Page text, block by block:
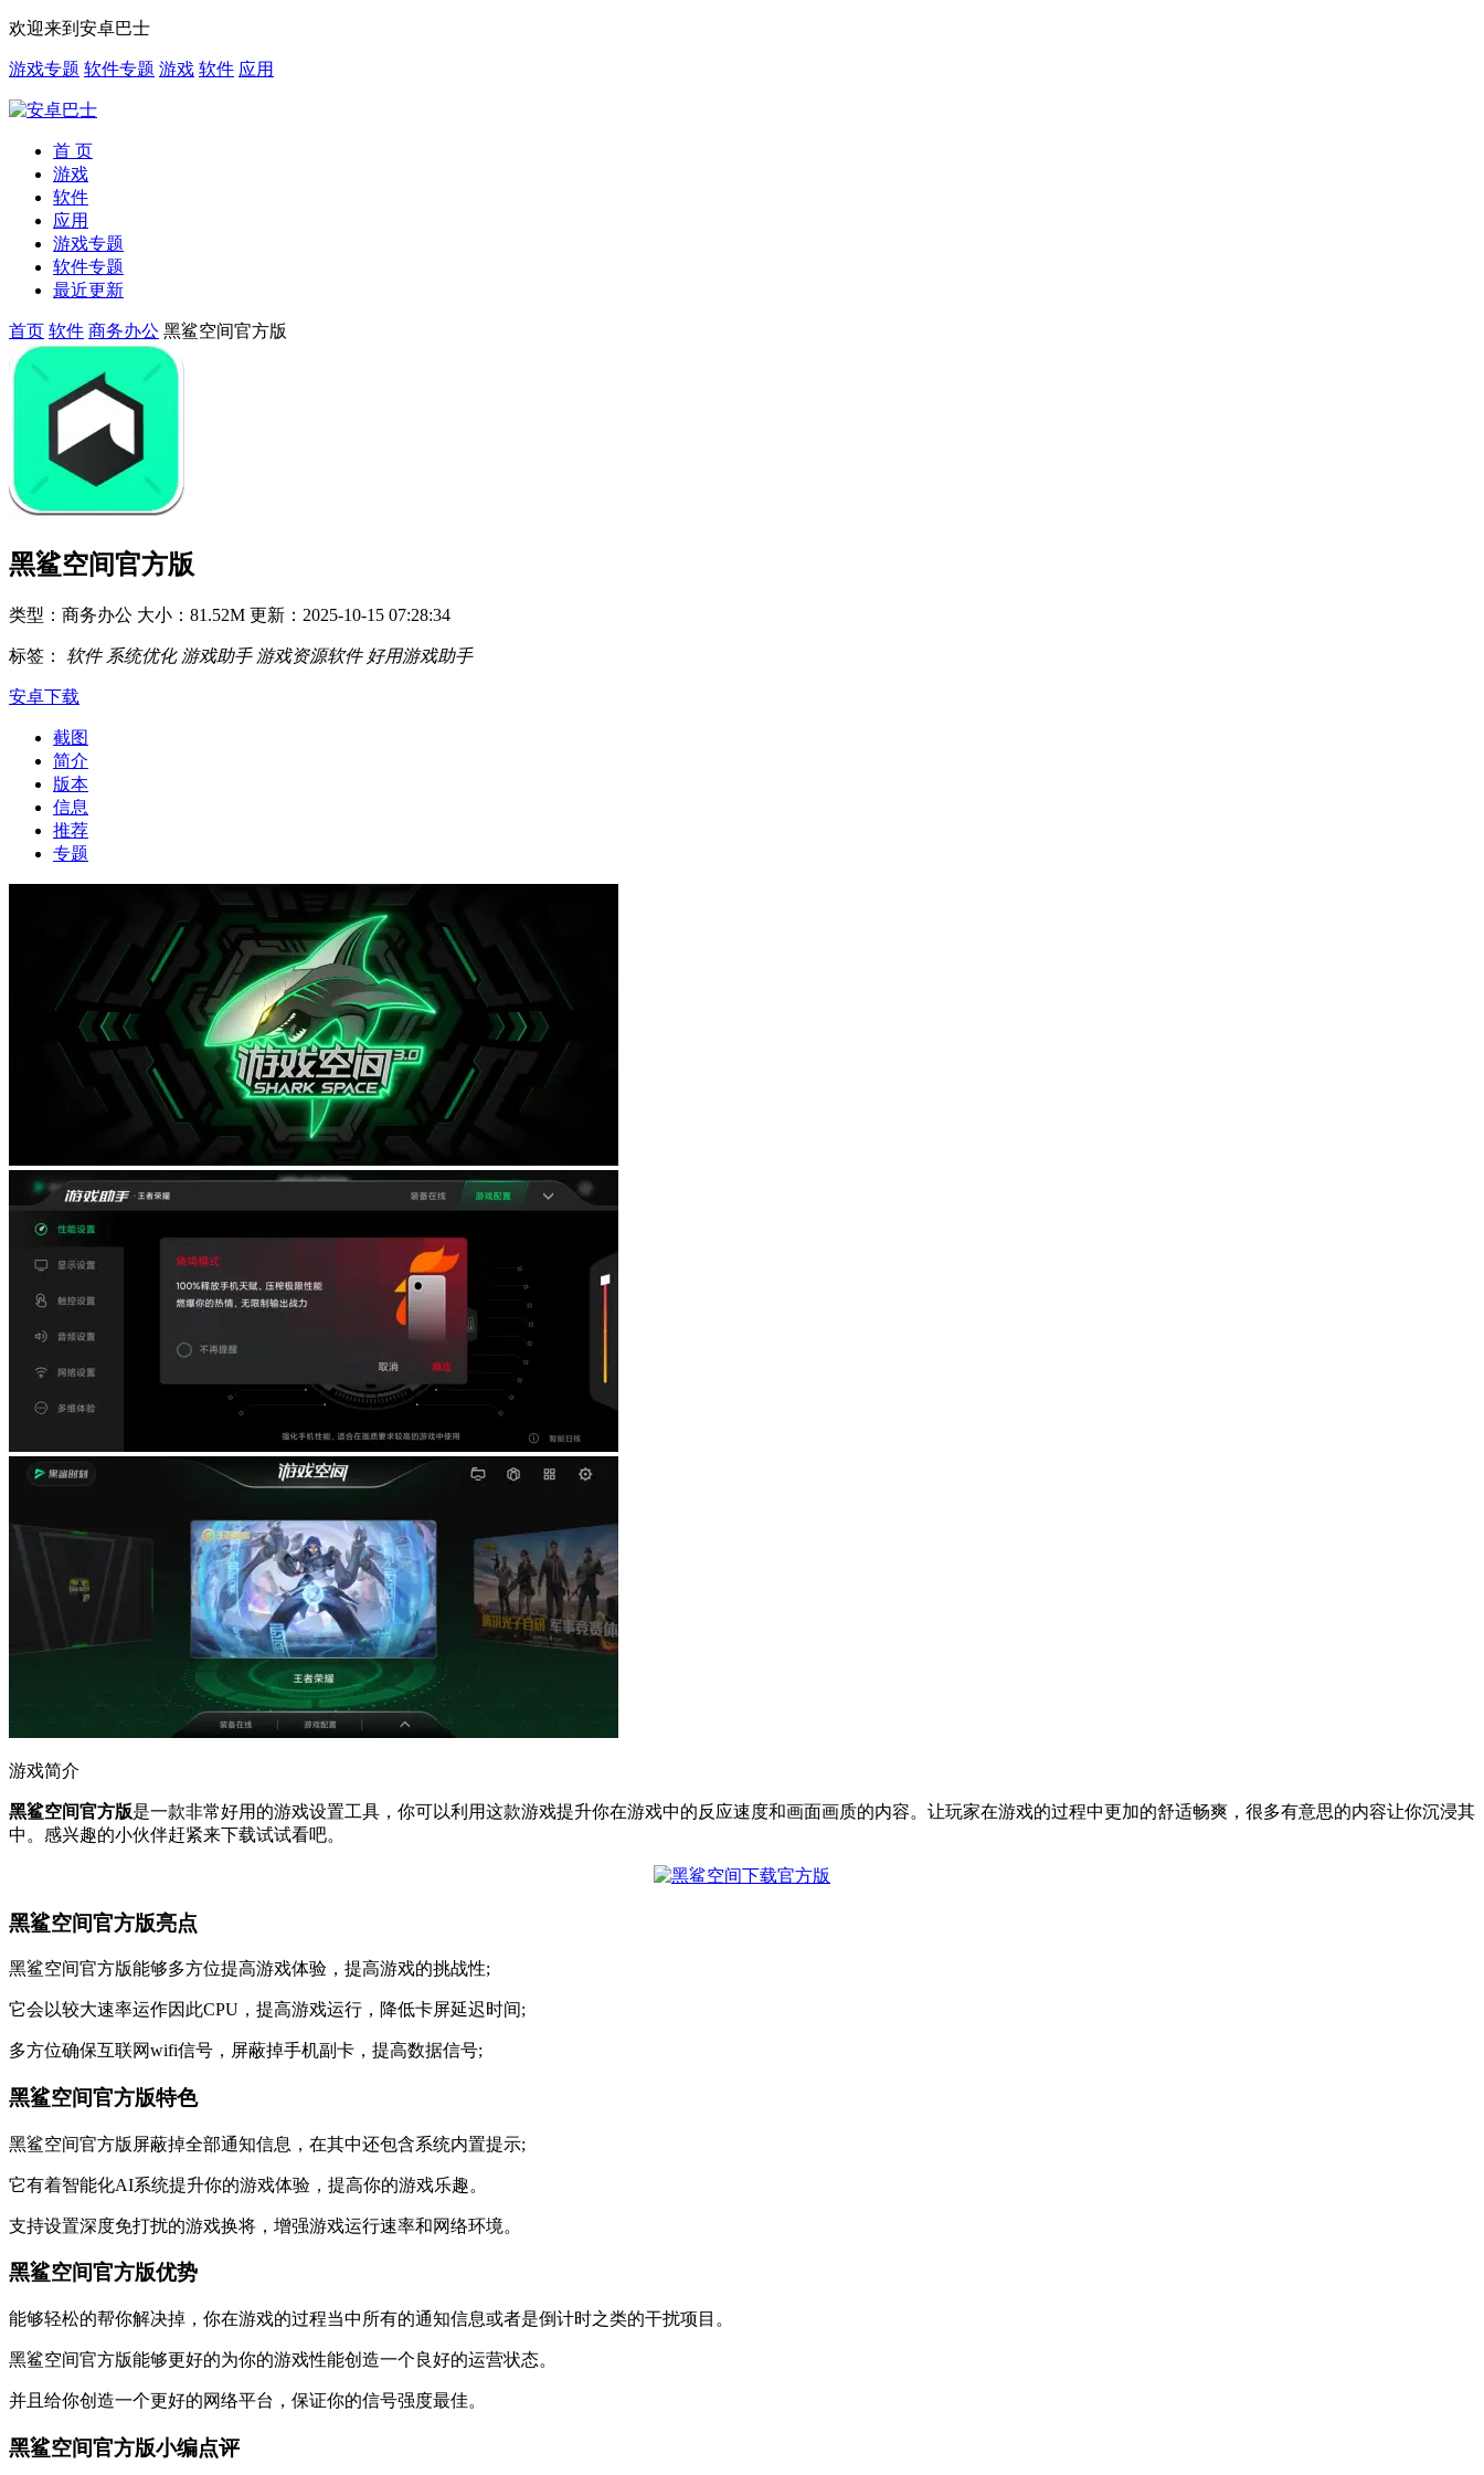
欢迎来到安卓巴士
游戏专题 软件专题 游戏 软件 应用
首 页
游戏
软件
应用
游戏专题
软件专题
最近更新
首页 软件 商务办公 黑鲨空间官方版
黑鲨空间官方版
类型：商务办公 大小：81.52M 更新：2025-10-15 07:28:34
标签： 软件 系统优化 游戏助手 游戏资源软件 好用游戏助手
安卓下载
截图
简介
版本
信息
推荐
专题
游戏简介
黑鲨空间官方版是一款非常好用的游戏设置工具，你可以利用这款游戏提升你在游戏中的反应速度和画面画质的内容。让玩家在游戏的过程中更加的舒适畅爽，很多有意思的内容让你沉浸其
中。感兴趣的小伙伴赶紧来下载试试看吧。
黑鲨空间官方版亮点
黑鲨空间官方版能够多方位提高游戏体验，提高游戏的挑战性;
它会以较大速率运作因此CPU，提高游戏运行，降低卡屏延迟时间;
多方位确保互联网wifi信号，屏蔽掉手机副卡，提高数据信号;
黑鲨空间官方版特色
黑鲨空间官方版屏蔽掉全部通知信息，在其中还包含系统内置提示;
它有着智能化AI系统提升你的游戏体验，提高你的游戏乐趣。
支持设置深度免打扰的游戏换将，增强游戏运行速率和网络环境。
黑鲨空间官方版优势
能够轻松的帮你解决掉，你在游戏的过程当中所有的通知信息或者是倒计时之类的干扰项目。
黑鲨空间官方版能够更好的为你的游戏性能创造一个良好的运营状态。
并且给你创造一个更好的网络平台，保证你的信号强度最佳。
黑鲨空间官方版小编点评